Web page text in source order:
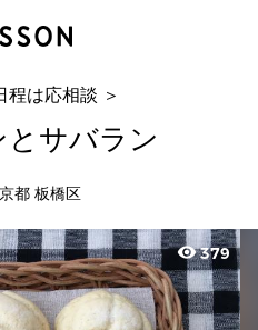
パンとサバラン
程は応相談 ＞
サバラン
都 板橋区
visibility379